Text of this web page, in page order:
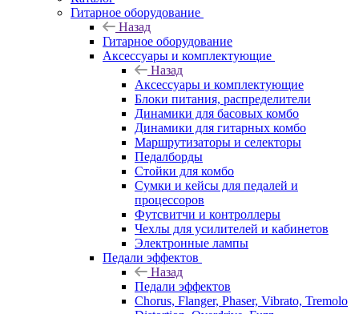
Гитарное оборудование
Назад
Гитарное оборудование
Аксессуары и комплектующие
Назад
Аксессуары и комплектующие
Блоки питания, распределители
Динамики для басовых комбо
Динамики для гитарных комбо
Маршрутизаторы и селекторы
Педалборды
Стойки для комбо
Сумки и кейсы для педалей и
процессоров
Футсвитчи и контроллеры
Чехлы для усилителей и кабинетов
Электронные лампы
Педали эффектов
Назад
Педали эффектов
Chorus, Flanger, Phaser, Vibrato, Tremolo